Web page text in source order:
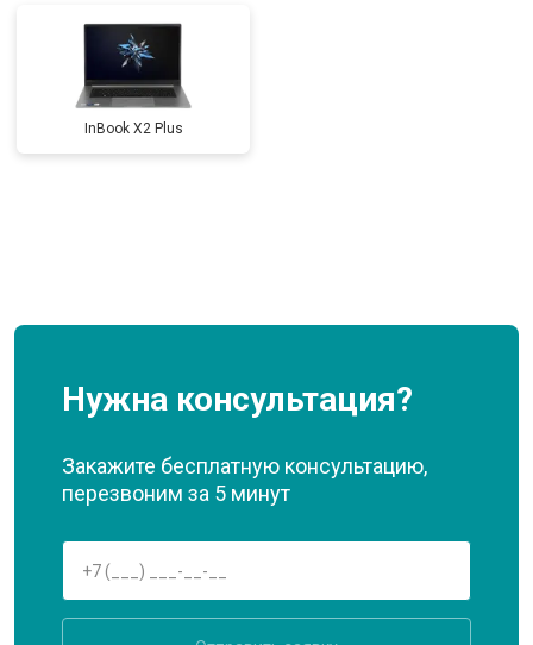
InBook X2 Plus
Нужна консультация?
Закажите бесплатную консультацию,
перезвоним за 5 минут